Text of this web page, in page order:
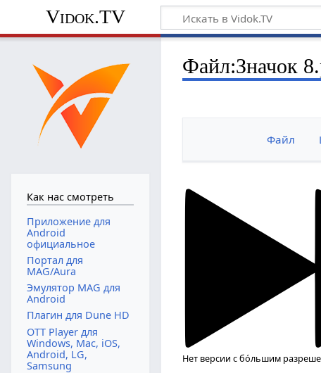
Vidok.TV
Файл:Значок
Файл
Нет версии с бо́льшим
Как нас смотреть
Приложение для
Android
официальное
Портал для
MAG/Aura
Эмулятор MAG для
Android
Плагин для Dune HD
OTT Player для
Windows, Mac, iOS,
Android, LG,
Samsung